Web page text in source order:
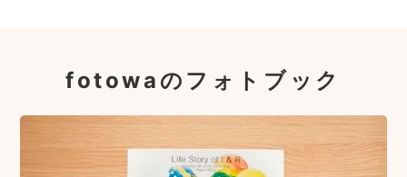
fotowaのフォトブック